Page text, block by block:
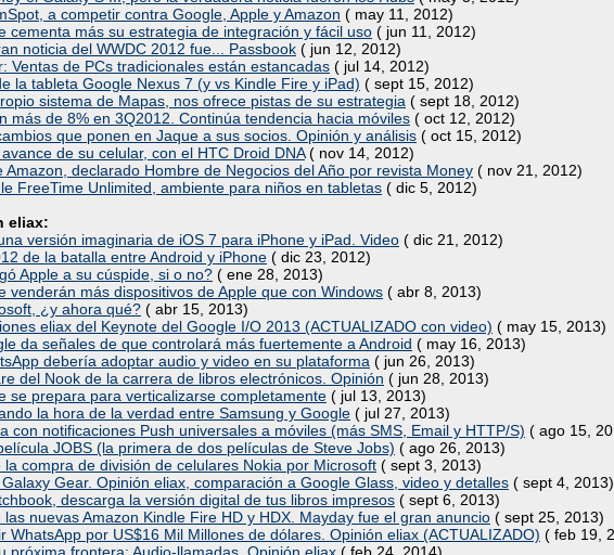
a competir contra Google, Apple y Amazon ( may 11, 2012)
cementa más su estrategia de integración y fácil uso ( jun 11, 2012)
noticia del WWDC 2012 fue... Passbook ( jun 12, 2012)
Ventas de PCs tradicionales están estancadas ( jul 14, 2012)
la tableta Google Nexus 7 (y vs Kindle Fire y iPad) ( sept 15, 2012)
sistema de Mapas, nos ofrece pistas de su estrategia ( sept 18, 2012)
más de 8% en 3Q2012. Continúa tendencia hacia móviles ( oct 12, 2012)
que ponen en Jaque a sus socios. Opinión y análisis ( oct 15, 2012)
de su celular, con el HTC Droid DNA( nov 14, 2012)
Amazon, declarado Hombre de Negocios del Año por revista Money ( nov 21, 2012)
FreeTime Unlimited, ambiente para niños en tabletas ( dic 5, 2012)
eliax:
versión imaginaria de iOS 7 para iPhone y iPad. Video ( dic 21, 2012)
de la batalla entre Android y iPhone ( dic 23, 2012)
Apple a su cúspide, si o no? ( ene 28, 2013)
venderán más dispositivos de Apple que con Windows ( abr 8, 2013)
¿y ahora qué? ( abr 15, 2013)
eliax del Keynote del Google I/O 2013 (ACTUALIZADO con video) ( may 15, 2013)
da señales de que controlará más fuertemente a Android ( may 16, 2013)
debería adoptar audio y video en su plataforma ( jun 26, 2013)
del Nook de la carrera de libros electrónicos. Opinión ( jun 28, 2013)
se prepara para verticalizarse completamente ( jul 13, 2013)
la hora de la verdad entre Samsung y Google ( jul 27, 2013)
con notificaciones Push universales a móviles (más SMS, Email y HTTP/S) ( ago 15,
JOBS (la primera de dos películas de Steve Jobs) ( ago 26, 2013)
compra de división de celulares Nokia por Microsoft ( sept 3, 2013)
Gear. Opinión eliax, comparación a Google Glass, video y detalles ( sept 4, 2013)
descarga la versión digital de tus libros impresos ( sept 6, 2013)
nuevas Amazon Kindle Fire HD y HDX. Mayday fue el gran anuncio ( sept 25, 2013)
WhatsApp por US$16 Mil Millones de dólares. Opinión eliax (ACTUALIZADO) ( feb 19,